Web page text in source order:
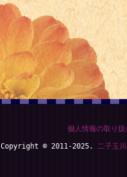
個人情報の取り
Copyright © 2011-2025.二子玉